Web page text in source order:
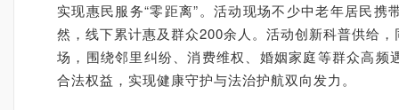
实现惠民服务“零距离”。活动现场不少中老年居民
然，线下累计惠及群众200余人。活动创新科普供给
场，围绕邻里纠纷、消费维权、婚姻家庭等群众高
合法权益，实现健康守护与法治护航双向发力。